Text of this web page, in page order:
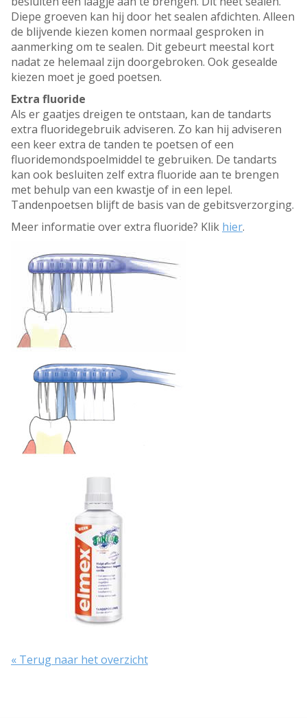
Diepe groeven kan hij door het sealen afdichten. Alleen
de blijvende kiezen komen normaal gesproken in
aanmerking om te sealen. Dit gebeurt meestal kort
nadat ze helemaal zijn doorgebroken. Ook gesealde
kiezen moet je goed poetsen.
Extra fluoride
Als er gaatjes dreigen te ontstaan, kan de tandarts
extra fluoridegebruik adviseren. Zo kan hij adviseren
een keer extra de tanden te poetsen of een
fluoridemondspoelmiddel te gebruiken. De tandarts
kan ook besluiten zelf extra fluoride aan te brengen
met behulp van een kwastje of in een lepel.
Tandenpoetsen blijft de basis van de gebitsverzorging.
Meer informatie over extra fluoride? Klik hier.
« Terug naar het overzicht